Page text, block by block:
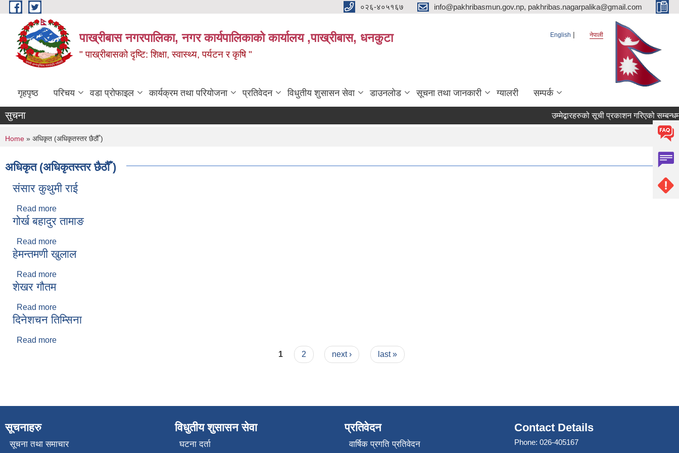
Skip to main content ०२६-४०५१६७ info@pakhribasmun.gov.np, pakhribas.nagarpalika@gmail.com
पाख्रीबास नगरपालिका, नगर कार्यपालिकाको कार्यालय ,पाख्रीबास, धनकुटा
" पाख्रीबासको दृष्टि: शिक्षा, स्वास्थ्य, पर्यटन र कृषि "
English नेपाली
गृहपृष्ठ परिचय वडा प्रोफाइल कार्यक्रम तथा परियोजना प्रतिवेदन विधुतीय शुसासन सेवा डाउनलोड सूचना तथा जानकारी ग्यालरी सम्पर्क
सुचना उम्मेद्बारहरुको सूची प्रकाशन गरिएको
You are here
Home » अधिकृत (अधिकृतस्तर छैठौँ )
अधिकृत (अधिकृतस्तर छैठौँ )
संसार कुथुमी राई
Read more
गोर्ख बहादुर तामाङ
Read more
हेमन्तमणी खुलाल
Read more
शेखर गौतम
Read more
दिनेशचन तिम्सिना
Read more
1 2 next › last »
सूचनाहरु
सूचना तथा समाचार
विधुतीय शुसासन सेवा
घटना दर्ता
प्रतिवेदन
वार्षिक प्रगति प्रतिवेदन
Contact Details
Phone: 026-405167